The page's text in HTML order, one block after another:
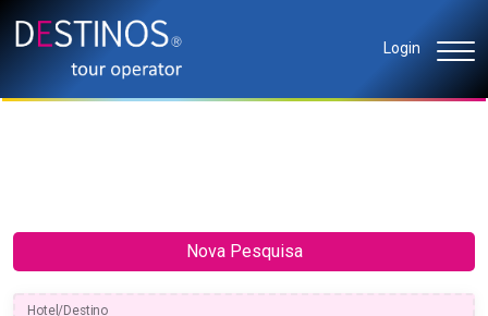
Login
Nova Pesquisa
Hotel/Destino